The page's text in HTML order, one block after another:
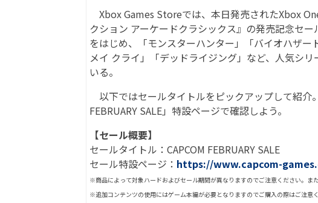
Xbox Games Storeでは、本日発売されたXbox
クション アーケードクラシックス』の発売記念セ
をはじめ、「モンスターハンター」「バイオハザ
メイ クライ」「デッドライジング」など、人気シ
いる。
以下ではセールタイトルをピックアップして紹介
FEBRUARY SALE」特設ページで確認しよう。
【セール概要】
セールタイトル：CAPCOM FEBRUARY SALE
セール特設ページ： https://www.capcom-
※商品によって対象ハードおよびセール期間が異なりますのでご注意ください。ま
※追加コンテンツの使用にはゲーム本編が必要となりますのでご購入の際はご注意く